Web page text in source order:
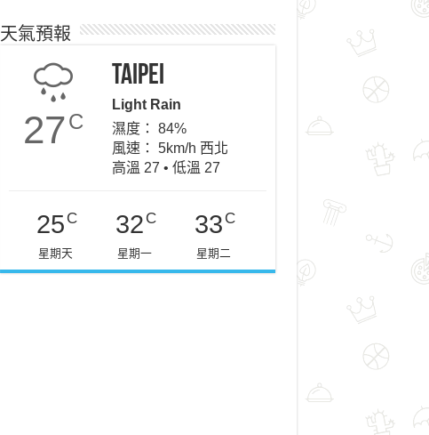
天氣預報
27C
Taipei
Light Rain
濕度： 84%
風速： 5km/h 西北
高溫 27 • 低溫 27
25 C
星期天
32 C
星期一
33 C
星期二